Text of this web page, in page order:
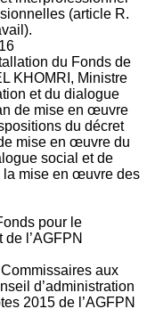
(article R.
du Fonds de
KHOMRI, Ministre
et du dialogue
de mise en œuvre
du décret
mise en œuvre du
social et de
la mise en œuvre des
pour le
l’AGFPN
aux
d’administration
2015 de l’AGFPN